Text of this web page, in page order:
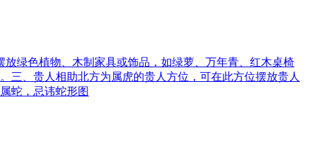
绿色植物、木制家具或饰品，如绿萝、万年青、红木桌椅
三、贵人相助北方为属虎的贵人方位，可在此方位摆放贵人
蛇，忌讳蛇形图